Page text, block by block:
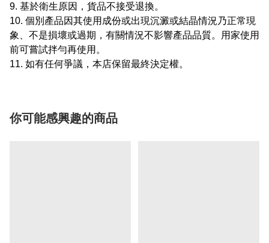
9. 基於衛生原因，貨品不接受退換。
10. 個別產品因其使用成份或出現沉澱或結晶情況乃正常現
象、不是損壞或過期，有關情況不影響產品品質。用家使用
前可嘗試拌勻再使用。
11. 如有任何爭議，本店保留最終決定權。
你可能感興趣的商品